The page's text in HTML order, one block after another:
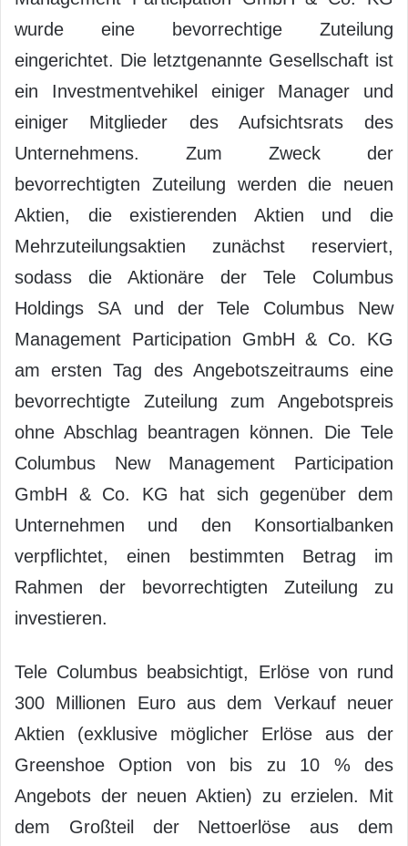
wurde eine bevorrechtige Zuteilung
eingerichtet. Die letztgenannte Gesellschaft ist
ein Investmentvehikel einiger Manager und
einiger Mitglieder des Aufsichtsrats des
Unternehmens. Zum Zweck der
bevorrechtigten Zuteilung werden die neuen
Aktien, die existierenden Aktien und die
Mehrzuteilungsaktien zunächst reserviert,
sodass die Aktionäre der Tele Columbus
Holdings SA und der Tele Columbus New
Management Participation GmbH & Co. KG
am ersten Tag des Angebotszeitraums eine
bevorrechtigte Zuteilung zum Angebotspreis
ohne Abschlag beantragen können. Die Tele
Columbus New Management Participation
GmbH & Co. KG hat sich gegenüber dem
Unternehmen und den Konsortialbanken
verpflichtet, einen bestimmten Betrag im
Rahmen der bevorrechtigten Zuteilung zu
investieren.
Tele Columbus beabsichtigt, Erlöse von rund
300 Millionen Euro aus dem Verkauf neuer
Aktien (exklusive möglicher Erlöse aus der
Greenshoe Option von bis zu 10 % des
Angebots der neuen Aktien) zu erzielen. Mit
dem Großteil der Nettoerlöse aus dem